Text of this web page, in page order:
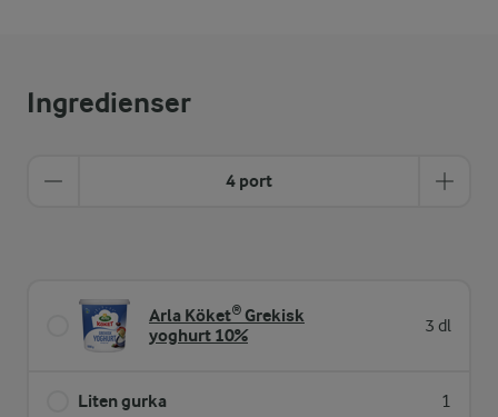
Ingredienser
4 port
Arla Köket® Grekisk
yoghurt 10%
3 dl
Liten gurka 1